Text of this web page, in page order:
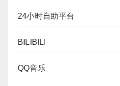
24小时自助平台
BILIBILI
QQ音乐